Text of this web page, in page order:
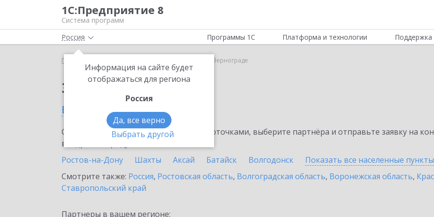
1С:Предприятие 8
Система программ
Россия
Информация на сайте будет
отображаться для региона
Россия
Да, все верно
Выбрать другой
Программы 1С Платформа и технологии Поддержка
Главная Smartway в Зернограде
Заказать Smartway
в Зернограде
Ознакомьтесь с информационными карточками, выберите партнёра и отправьте заявку на
внедрение продукта.
Ростов-на-Дону
Шахты Аксай Батайск Волгодонск Показать все населенные пункты
Смотрите также: Россия, Ростовская область, Волгоградская область, Воронежская область,
Ставропольский край
Партнеры в вашем регионе: